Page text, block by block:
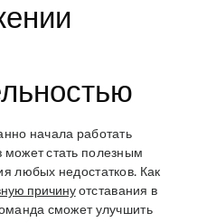
начала работать
стать полезным
любых недостатков. Как
причинуотставания в
сможет улучшить